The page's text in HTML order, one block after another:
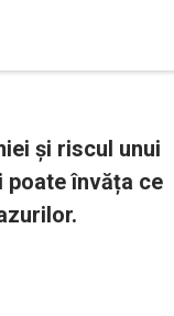
și riscul unui
poate învăța ce